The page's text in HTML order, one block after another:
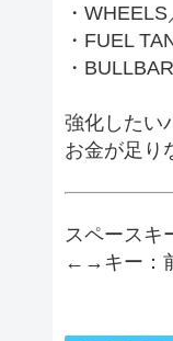
・
・FUEL
・
強化したい
お金が足り
スペースキ
←→キー：